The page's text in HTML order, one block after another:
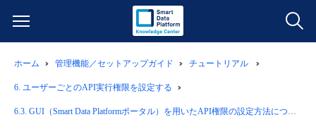
サービス一覧
データ利活用
よくある質問
ホーム 管理機能／セットアップガイド チュートリアル
6. ユーザーごとのAPI実行権限を設定する
6.3. GUI（Smart Data Platformポータル）を用いたAPI権限の設定方法について